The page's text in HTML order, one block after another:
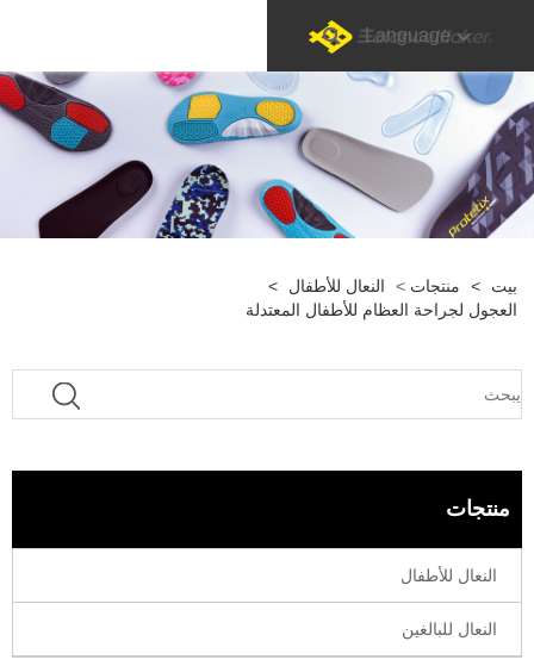
Language
بيت > منتجات > النعال للأطفال
>
العجول لجراحة العظام للأطفال المعتدلة
منتجات
النعال للأطفال
النعال للبالغين